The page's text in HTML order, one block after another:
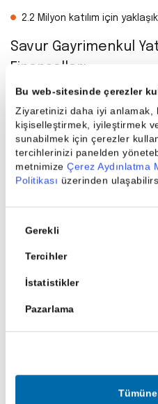
Bu web-sitesinde çerezler
Ziyaretinizi daha iyi anlamak,
kişiselleştirmek, iyileştirmek
sunabilmek için çerezler
tercihlerinizi panelden
metnimize Çerez Aydınlatma
Politikası üzerinden
Seçimi
Gerekli
Tercihler
İstatistikler
Pazarlama
2.2 Milyon katılım için
Savur Gayrimenkul
Finansalları
Finansallar 2025/9
Hasılat
61,3
Milyon
Brüt Kâr
Nerede Kullanılacak?